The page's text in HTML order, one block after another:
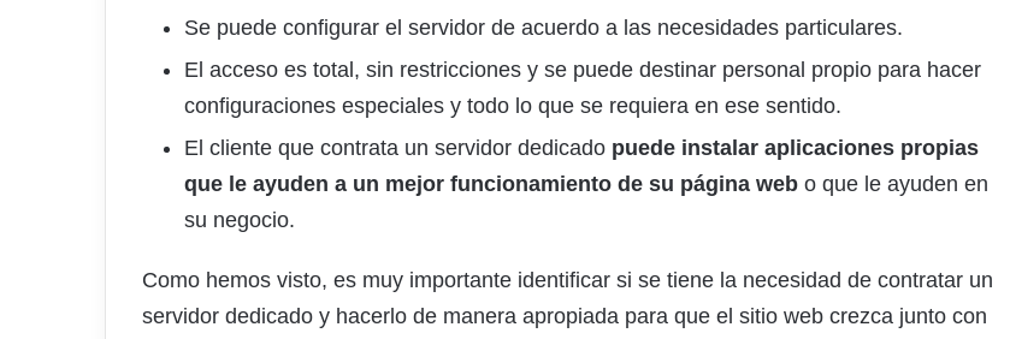
Se puede configurar el servidor de acuerdo a las necesidades particulares.
El acceso es total, sin restricciones y se puede destinar personal propio para hacer
configuraciones especiales y todo lo que se requiera en ese sentido.
El cliente que contrata un servidor dedicado puede instalar aplicaciones propias
que le ayuden a un mejor funcionamiento de su página web o que le ayuden en
su negocio.
Como hemos visto, es muy importante identificar si se tiene la necesidad de contratar un
servidor dedicado y hacerlo de manera apropiada para que el sitio web crezca junto con